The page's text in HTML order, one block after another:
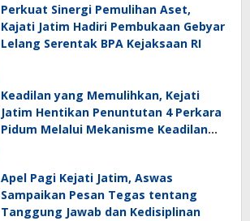
Perkuat Sinergi Pemulihan Aset,
Kajati Jatim Hadiri Pembukaan Gebyar
Lelang Serentak BPA Kejaksaan RI
Keadilan yang Memulihkan, Kejati
Jatim Hentikan Penuntutan 4 Perkara
Pidum Melalui Mekanisme Keadilan
Apel Pagi Kejati Jatim, Aswas
Sampaikan Pesan Tegas tentang
Tanggung Jawab dan Kedisiplinan